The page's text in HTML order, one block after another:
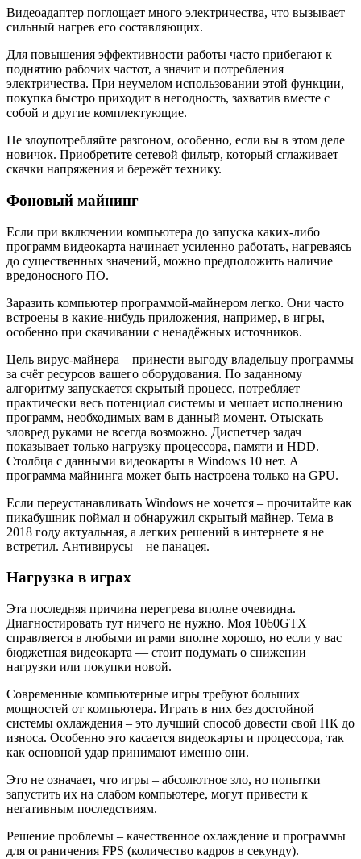
Видеоадаптер поглощает много электричества, что вызывает
сильный нагрев его составляющих.
Для повышения эффективности работы часто прибегают к
поднятию рабочих частот, а значит и потребления
электричества. При неумелом использовании этой функции,
покупка быстро приходит в негодность, захватив вместе с
собой и другие комплектующие.
Не злоупотребляйте разгоном, особенно, если вы в этом деле
новичок. Приобретите сетевой фильтр, который сглаживает
скачки напряжения и бережёт технику.
Фоновый майнинг
Если при включении компьютера до запуска каких-либо
программ видеокарта начинает усиленно работать, нагреваясь
до существенных значений, можно предположить наличие
вредоносного ПО.
Заразить компьютер программой-майнером легко. Они часто
встроены в какие-нибудь приложения, например, в игры,
особенно при скачивании с ненадёжных источников.
Цель вирус-майнера – принести выгоду владельцу программы
за счёт ресурсов вашего оборудования. По заданному
алгоритму запускается скрытый процесс, потребляет
практически весь потенциал системы и мешает исполнению
программ, необходимых вам в данный момент. Отыскать
зловред руками не всегда возможно. Диспетчер задач
показывает только нагрузку процессора, памяти и HDD.
Столбца с данными видеокарты в Windows 10 нет. А
программа майнинга может быть настроена только на GPU.
Если переустанавливать Windows не хочется – прочитайте как
пикабушник поймал и обнаружил скрытый майнер. Тема в
2018 году актуальная, а легких решений в интернете я не
встретил. Антивирусы – не панацея.
Нагрузка в играх
Эта последняя причина перегрева вполне очевидна.
Диагностировать тут ничего не нужно. Моя 1060GTX
справляется в любыми играми вполне хорошо, но если у вас
бюджетная видеокарта — стоит подумать о снижении
нагрузки или покупки новой.
Современные компьютерные игры требуют больших
мощностей от компьютера. Играть в них без достойной
системы охлаждения – это лучший способ довести свой ПК до
износа. Особенно это касается видеокарты и процессора, так
как основной удар принимают именно они.
Это не означает, что игры – абсолютное зло, но попытки
запустить их на слабом компьютере, могут привести к
негативным последствиям.
Решение проблемы – качественное охлаждение и программы
для ограничения FPS (количество кадров в секунду).